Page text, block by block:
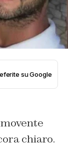
su Google
chiaro.